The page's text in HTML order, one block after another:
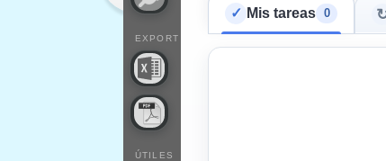
EXPORT
ÚTILES
✓ Mis tareas 0